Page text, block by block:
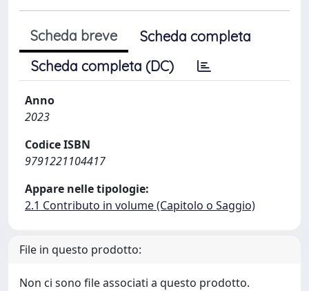
Scheda breve
Scheda completa
Scheda completa (DC)
Anno
2023
Codice ISBN
9791221104417
Appare nelle tipologie:
2.1 Contributo in volume (Capitolo o Saggio)
File in questo prodotto:
Non ci sono file associati a questo prodotto.